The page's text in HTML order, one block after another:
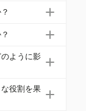
ビジネスを
融、エネル
せて手法を
させ、予
成功の可
ーフォー
アプローチ
と段階的な
ように影
すること
きな金額を
役割を果